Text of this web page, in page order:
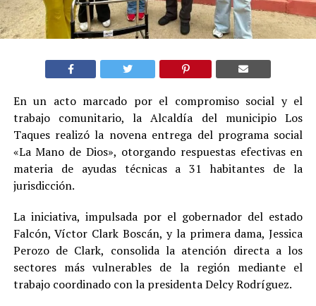
En un acto marcado por el compromiso social y el
trabajo comunitario, la Alcaldía del municipio Los
Taques realizó la novena entrega del programa social
«La Mano de Dios», otorgando respuestas efectivas en
materia de ayudas técnicas a 31 habitantes de la
jurisdicción.
La iniciativa, impulsada por el gobernador del estado
Falcón, Víctor Clark Boscán, y la primera dama, Jessica
Perozo de Clark, consolida la atención directa a los
sectores más vulnerables de la región mediante el
trabajo coordinado con la presidenta Delcy Rodríguez.